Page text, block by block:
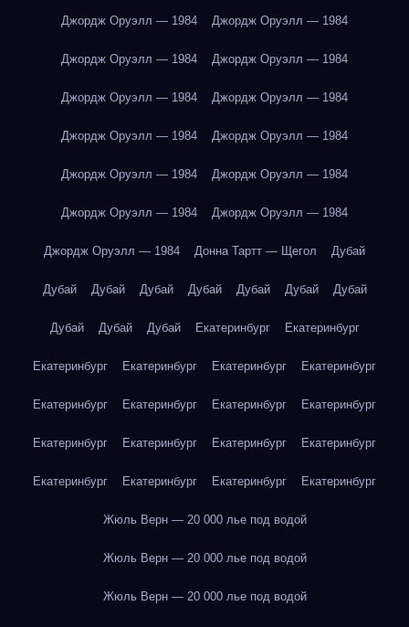
Джордж Оруэлл — 1984 Джордж Оруэлл — 1984
Джордж Оруэлл — 1984 Джордж Оруэлл — 1984
Джордж Оруэлл — 1984 Джордж Оруэлл — 1984
Джордж Оруэлл — 1984 Джордж Оруэлл — 1984
Джордж Оруэлл — 1984 Джордж Оруэлл — 1984
Джордж Оруэлл — 1984 Джордж Оруэлл — 1984
Джордж Оруэлл — 1984 Донна Тартт — Щегол Дубай
Дубай Дубай Дубай Дубай Дубай Дубай Дубай
Дубай Дубай Дубай Екатеринбург Екатеринбург
Екатеринбург Екатеринбург Екатеринбург Екатеринбург
Екатеринбург Екатеринбург Екатеринбург Екатеринбург
Екатеринбург Екатеринбург Екатеринбург Екатеринбург
Екатеринбург Екатеринбург Екатеринбург Екатеринбург
Жюль Верн — 20 000 лье под водой
Жюль Верн — 20 000 лье под водой
Жюль Верн — 20 000 лье под водой